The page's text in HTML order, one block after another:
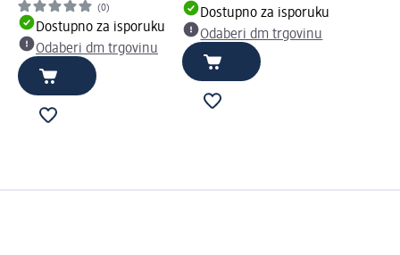
(0)
Dostupno za isporuku
Odaberi dm trgovinu
Dostupno za isporuku
Odaberi dm trgovinu